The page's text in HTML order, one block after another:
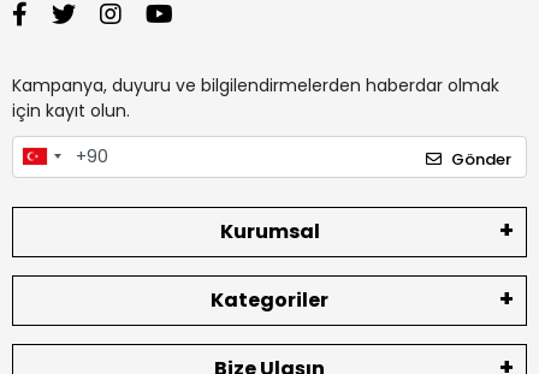
Kampanya, duyuru ve bilgilendirmelerden haberdar olmak
için kayıt olun.
Gönder
Kurumsal
Kategoriler